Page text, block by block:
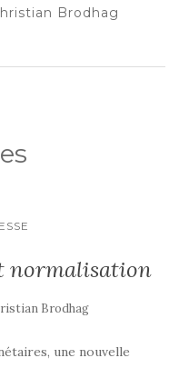
Brodhag
normalisation
Brodhag
une nouvelle